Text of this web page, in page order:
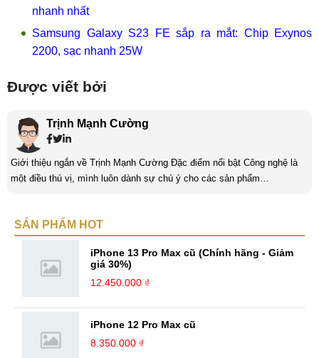
nhanh nhất
Samsung Galaxy S23 FE sắp ra mắt: Chip Exynos
2200, sạc nhanh 25W
Được viết bởi
Trịnh Mạnh Cường
Giới thiệu ngắn về Trịnh Mạnh Cường Đặc điểm nổi bật Công nghệ là
một điều thú vị, mình luôn dành sự chú ý cho các sản phẩm
hiểu biết mới mẻ và thú vị. Tinh thần tự giác và sự chuyên nghiệp là
SẢN PHẨM HOT
iPhone 13 Pro Max cũ (Chính hãng - Giảm
giá 30%)
12.450.000 ₫
iPhone 12 Pro Max cũ
8.350.000 ₫